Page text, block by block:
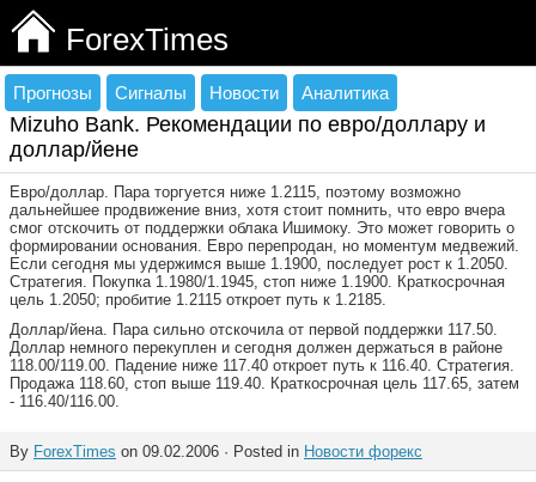
ForexTimes
Прогнозы Сигналы Новости Аналитика
Mizuho Bank. Рекомендации по евро/доллару и
доллар/йене
Евро/доллар. Пара торгуется ниже 1.2115, поэтому возможно
дальнейшее продвижение вниз, хотя стоит помнить, что евро вчера
смог отскочить от поддержки облака Ишимоку. Это может говорить о
формировании основания. Евро перепродан, но моментум медвежий.
Если сегодня мы удержимся выше 1.1900, последует рост к 1.2050.
Стратегия. Покупка 1.1980/1.1945, стоп ниже 1.1900. Краткосрочная
цель 1.2050; пробитие 1.2115 откроет путь к 1.2185.
Доллар/йена. Пара сильно отскочила от первой поддержки 117.50.
Доллар немного перекуплен и сегодня должен держаться в районе
118.00/119.00. Падение ниже 117.40 откроет путь к 116.40. Стратегия.
Продажа 118.60, стоп выше 119.40. Краткосрочная цель 117.65, затем
- 116.40/116.00.
By ForexTimes on 09.02.2006 · Posted in Новости форекс